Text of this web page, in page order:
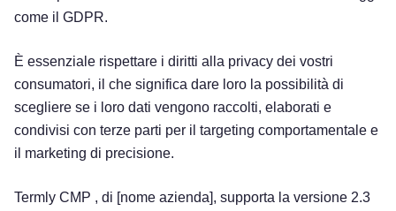
come il GDPR.
È essenziale rispettare i diritti alla privacy dei vostri
consumatori, il che significa dare loro la possibilità di
scegliere se i loro dati vengono raccolti, elaborati e
condivisi con terze parti per il targeting comportamentale e
il marketing di precisione.
Termly CMP , di [nome azienda], supporta la versione 2.3